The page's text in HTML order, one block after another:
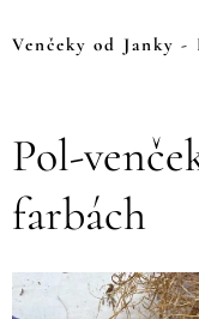
Venčeky od Janky -
Pol-
farbách